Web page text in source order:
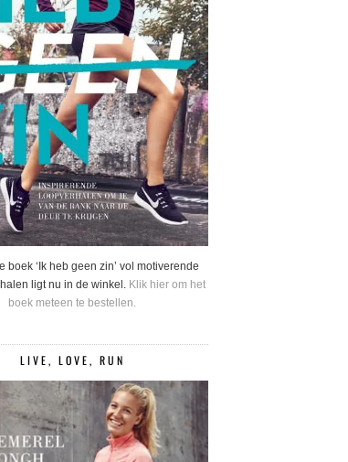
boek ‘Ik heb geen zin’ vol motiverende
ligt nu in de winkel. Klik hier om het
boek meteen te bestellen.
LIVE, LOVE, RUN